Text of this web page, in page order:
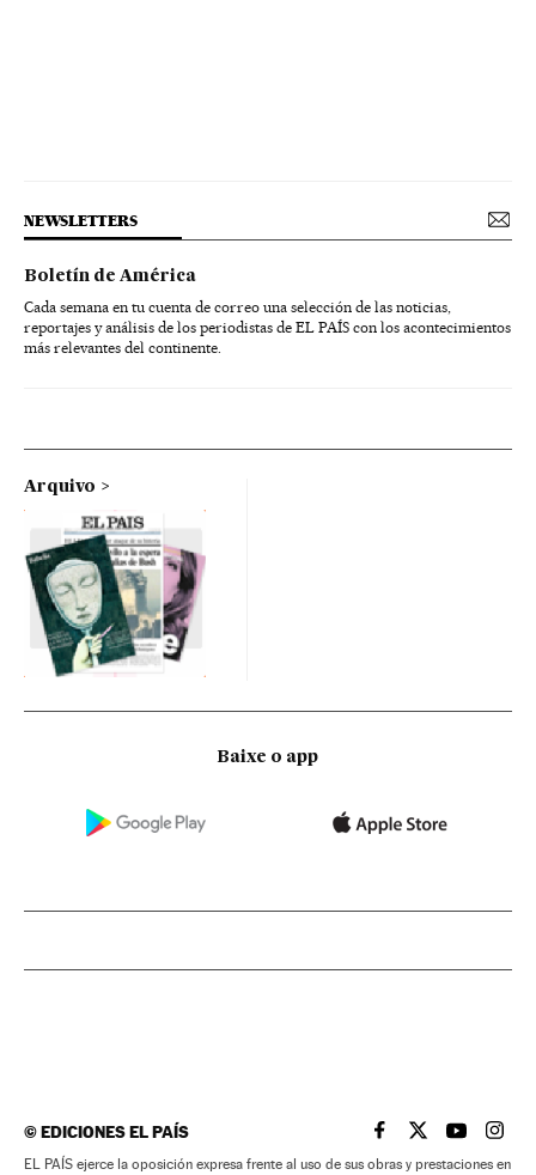
NEWSLETTERS
Boletín de América
Cada semana en tu cuenta de correo una selección de las noticias,
reportajes y análisis de los periodistas de EL PAÍS con los acontecimientos
más relevantes del continente.
Arquivo
Baixe o app
©EDICIONES EL PAÍS EL PAÍS BRASIL EN
EL PAÍSEL PAÍS
EL
EL PAÍS ejerce la oposición expresa frente al uso de sus obras y prestaciones en